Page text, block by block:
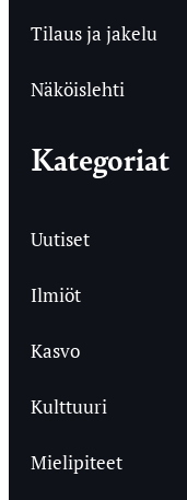
Tilaus ja jakelu
Näköislehti
Kategoriat
Uutiset
Ilmiöt
Kasvo
Kulttuuri
Mielipiteet